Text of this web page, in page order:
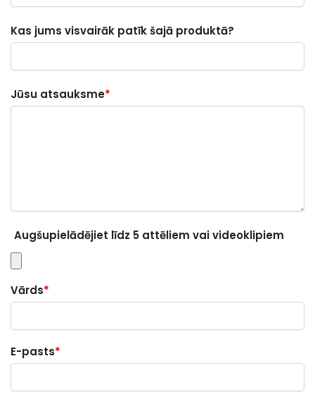
Kas jums visvairāk patīk šajā produktā?
Jūsu atsauksme*
Augšupielādējiet līdz 5 attēliem vai videoklipiem
Vārds*
E-pasts*